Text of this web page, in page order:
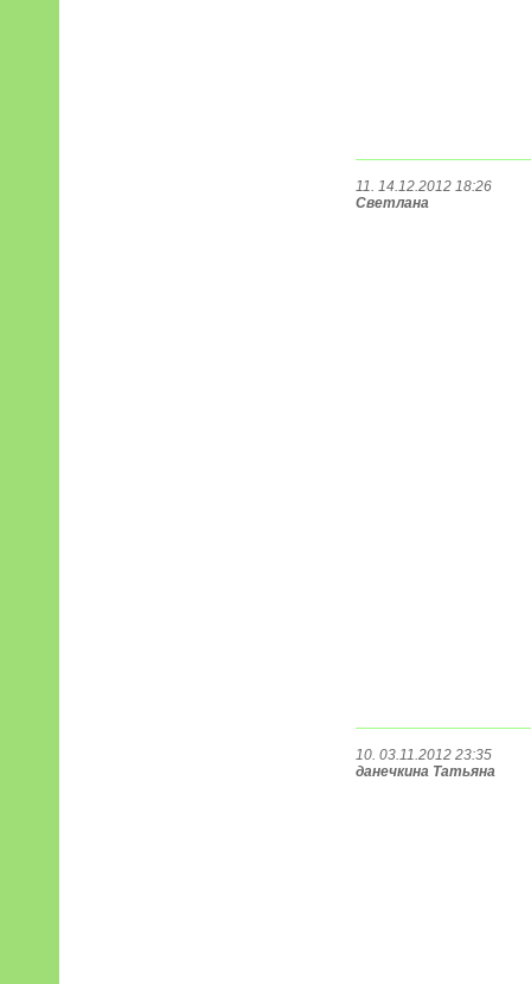
11. 14.12.2012 18:26
Светлана
10. 03.11.2012 23:35
данечкина Татьяна